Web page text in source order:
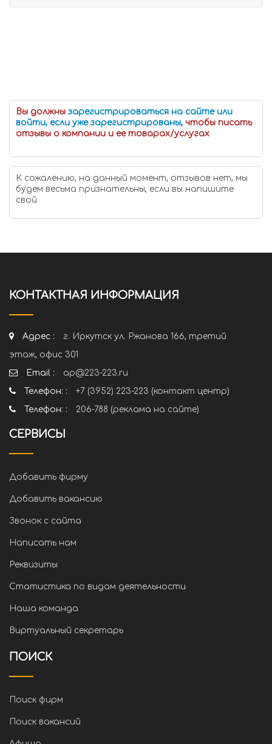
Вы должны зарегистрироваться на сайте или
войти, если уже зарегистрированы, чтобы писать
отзывы о компании и ее товарах/услугах
К сожалению, на данный момент, отзывов нет, мы
будем весьма признательны, если вы напишите
свой
КОНТАКТНАЯ ИНФОРМАЦИЯ
Адрес :
г. Иркутск ул. Ржанова 166, третий
этаж, офис 301
Email :
ap@223-223.ru
Телефон: :
+7 (3952) 223-223 (контакт центр)
Телефон: :
206-788 (реклама на сайте)
СЕРВИСЫ
Добавить фирму
Добавить вакансию
Звонок с сайта
Написать нам
Реквизиты
Статистика по видам деятельности
Наша команда
Виртуальный секретарь
ПОИСК
Поиск фирм
Поиск вакансий